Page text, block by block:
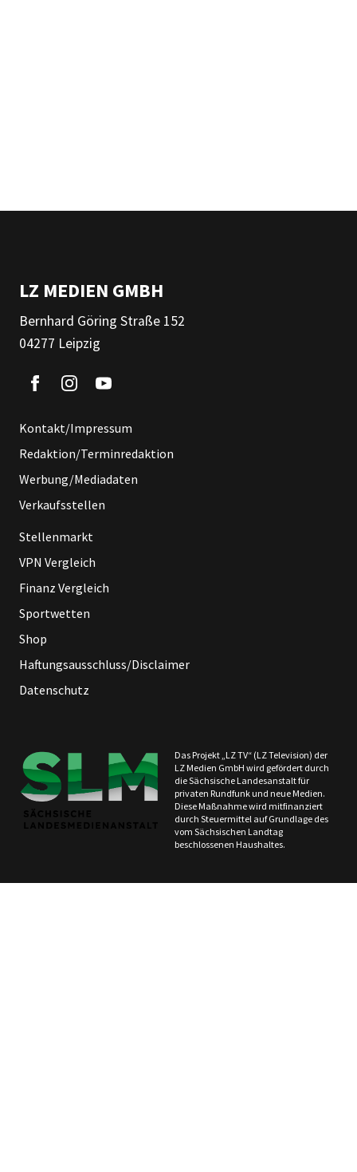
LZ MEDIEN GMBH
Bernhard Göring Straße 152
04277 Leipzig
Kontakt/Impressum
Redaktion/Terminredaktion
Werbung/Mediadaten
Verkaufsstellen
Stellenmarkt
VPN Vergleich
Finanz Vergleich
Sportwetten
Shop
Haftungsausschluss/Disclaimer
Datenschutz
Das Projekt „LZ TV“ (LZ Television) der
LZ Medien GmbH wird gefördert durch
die Sächsische Landesanstalt für
privaten Rundfunk und neue Medien.
Diese Maßnahme wird mitfinanziert
durch Steuermittel auf Grundlage des
vom Sächsischen Landtag
beschlossenen Haushaltes.